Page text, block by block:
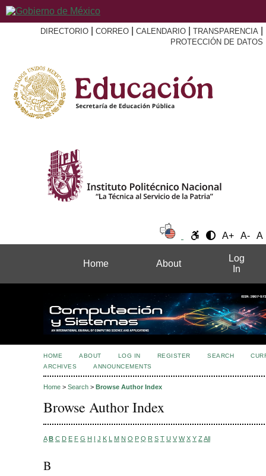
DIRECTORIO CORREO CALENDARIO TRANSPARENCIA
PROTECCIÓN DE DATOS
A+ A- A
Home About
Log
In
HOME ABOUT LOG IN REGISTER SEARCH
ARCHIVES
ANNOUNCEMENTS
Home > Search > Browse Author Index
Browse Author Index
A B C D E F G H I J K L M N O P Q R S T U V W X Y Z All
B